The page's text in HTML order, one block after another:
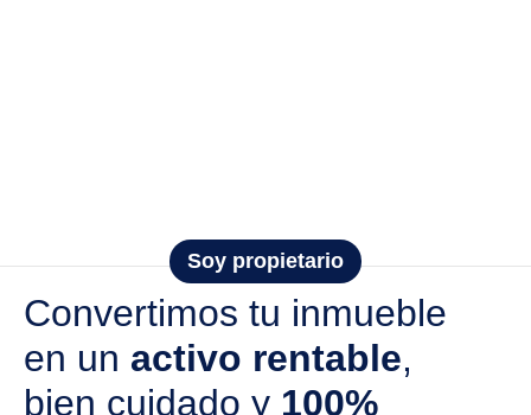
Soy propietario
Convertimos tu inmueble
en un activo rentable,
bien cuidado y 100%